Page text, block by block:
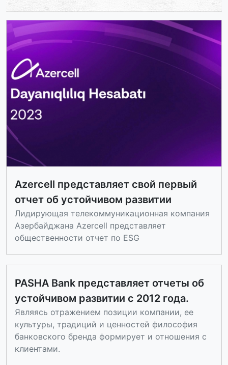
Azercell представляет свой первый
отчет об устойчивом развитии
Лидирующая телекоммуникационная компания
Азербайджана Azercell представляет
общественности отчет по ESG
PASHA Bank представляет отчеты об
устойчивом развитии с 2012 года.
Являясь отражением позиции компании, ее
культуры, традиций и ценностей философия
банковского бренда формирует и отношения с
клиентами.